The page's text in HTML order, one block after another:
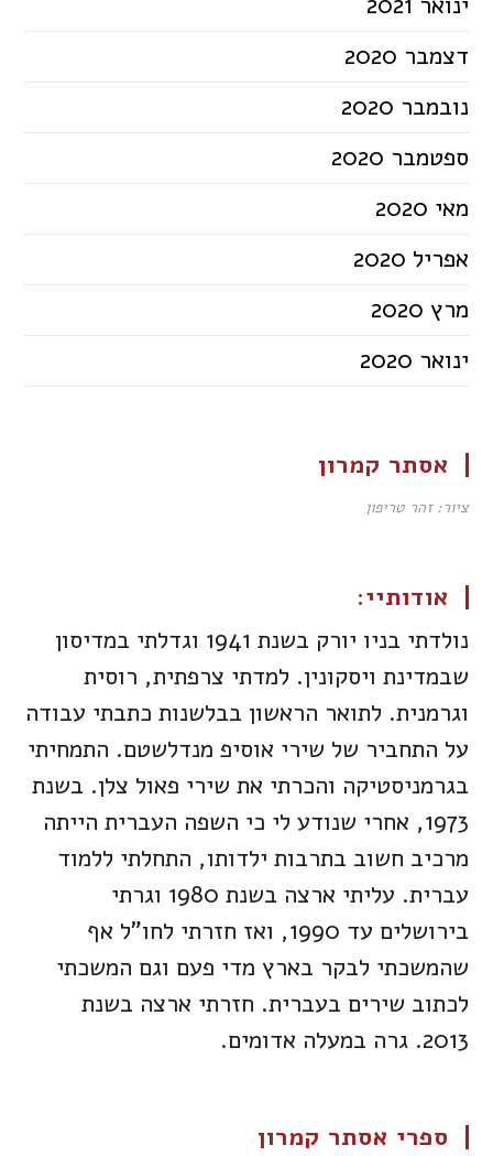
דצמבר 2020
נובמבר 2020
ספטמבר 2020
מאי 2020
אפריל 2020
מרץ 2020
ינואר 2020
אסתר קמרון
ציור: זהר טריפון
אודותיי:
נולדתי בניו יורק בשנת 1941 וגדלתי במדיסון
שבמדינת ויסקונין. למדתי צרפתית, רוסית
וגרמנית. לתואר הראשון בבלשנות כתבתי עבודה
על התחביר של שירי אוסיפ מנדלשטם. התמחיתי
בגרמניסטיקה והכרתי את שירי פאול צלן. בשנת
1973, אחרי שנודע לי כי השפה העברית הייתה
מרכיב חשוב בתרבות ילדותו, התחלתי ללמוד
עברית. עליתי ארצה בשנת 1980 וגרתי
בירושלים עד 1990, ואז חזרתי לחו"ל אף
שהמשכתי לבקר בארץ מדי פעם וגם המשכתי
לכתוב שירים בעברית. חזרתי ארצה בשנת
2013. גרה במעלה אדומים.
ספרי אסתר קמרון